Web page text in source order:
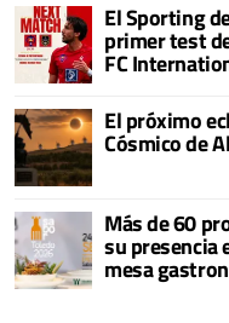
El Sporting
primer test
FC
El próximo
Cósmico de
Más de 60
su presencia
mesa